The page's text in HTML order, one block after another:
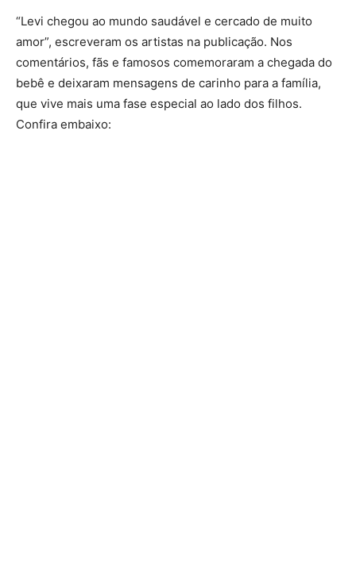
“Levi chegou ao mundo saudável e cercado de muito
amor”, escreveram os artistas na publicação. Nos
comentários, fãs e famosos comemoraram a chegada do
bebê e deixaram mensagens de carinho para a família,
que vive mais uma fase especial ao lado dos filhos.
Confira embaixo: